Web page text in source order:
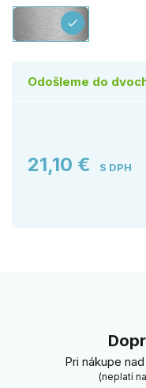
Nerez
check
Odošleme do
21,10 € S DPH
Pri nákupe
(neplatí